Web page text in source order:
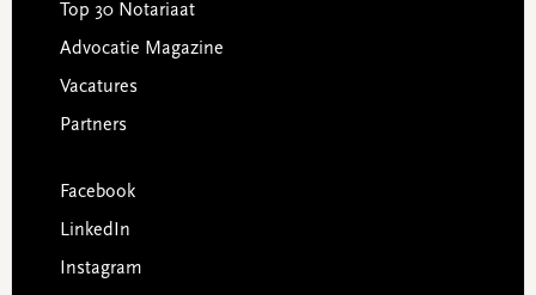
Top 30 Notariaat
Advocatie Magazine
Vacatures
Partners
Facebook
LinkedIn
Instagram